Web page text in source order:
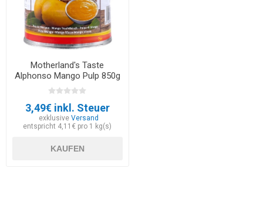
Motherland's Taste
Alphonso Mango Pulp 850g
3,49€ inkl. Steuer
exklusiveVersand
entspricht 4,11€ pro 1 kg(s)
KAUFEN